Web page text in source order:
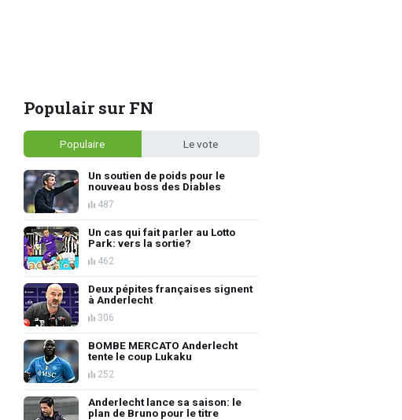
Populair sur FN
Populaire Le vote
Un soutien de poids pour le
nouveau boss des Diables
487
Un cas qui fait parler au Lotto
Park: vers la sortie?
462
Deux pépites françaises signent
à Anderlecht
306
BOMBE MERCATO Anderlecht
tente le coup Lukaku
252
Anderlecht lance sa saison: le
plan de Bruno pour le titre